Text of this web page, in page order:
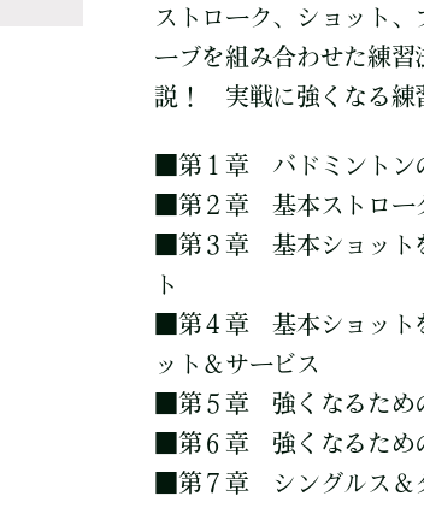
ストローク、ショット
ーブを組み合わせた練
説！ 実戦に強くなる練
第１章 バドミントン
第２章 基本ストロー
第３章 基本ショット
ト
第４章 基本ショット
ット＆サービス
第５章 強くなるため
第６章 強くなるため
第７章 シングルス＆